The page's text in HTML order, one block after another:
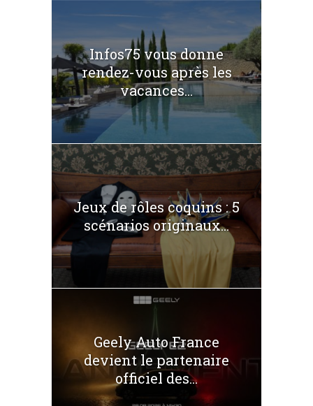
Infos75 vous donne
rendez-vous après les
vacances...
Jeux de rôles coquins : 5
scénarios originaux...
Geely Auto France
devient le partenaire
officiel des...